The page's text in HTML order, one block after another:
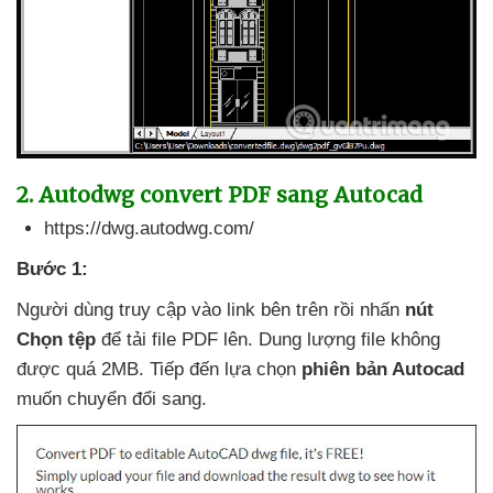
2. Autodwg convert PDF sang Autocad
https://dwg.autodwg.com/
Bước 1:
Người dùng truy cập vào link bên trên rồi nhấn nút
Chọn tệp để tải file PDF lên. Dung lượng file không
được quá 2MB. Tiếp đến lựa chọn phiên bản Autocad
muốn chuyển đổi sang.